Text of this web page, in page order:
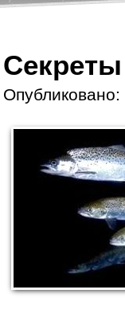
Опубликовано: